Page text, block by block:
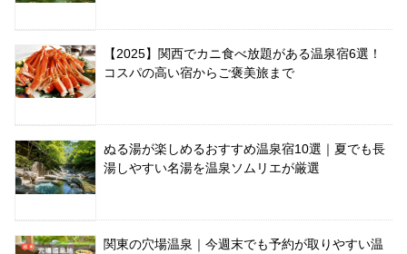
【2025】関西でカニ食べ放題がある温泉宿6選！
コスパの高い宿からご褒美旅まで
ぬる湯が楽しめるおすすめ温泉宿10選｜夏でも長
湯しやすい名湯を温泉ソムリエが厳選
関東の穴場温泉｜今週末でも予約が取りやすい温